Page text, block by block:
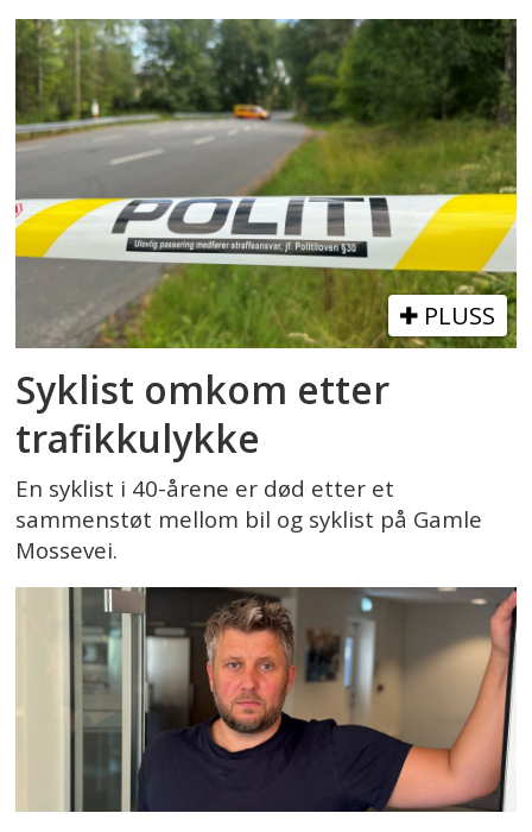
PLUSS
Syklist omkom etter
trafikkulykke
En syklist i 40-årene er død etter et
sammenstøt mellom bil og syklist på Gamle
Mossevei.